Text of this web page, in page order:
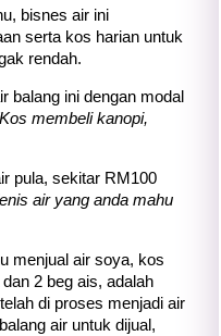
bisnes air ini
serta kos harian untuk
rendah.
balang ini dengan modal
membeli kanopi,
pula, sekitar RM100
air yang anda mahu
menjual air soya, kos
2 beg ais, adalah
di proses menjadi air
air untuk dijual,